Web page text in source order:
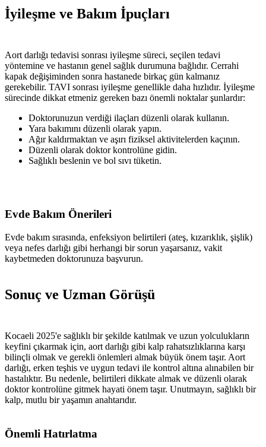
İyileşme ve Bakım İpuçları
Aort darlığı tedavisi sonrası iyileşme süreci, seçilen tedavi
yöntemine ve hastanın genel sağlık durumuna bağlıdır. Cerrahi
kapak değişiminden sonra hastanede birkaç gün kalmanız
gerekebilir. TAVI sonrası iyileşme genellikle daha hızlıdır. İyileşme
sürecinde dikkat etmeniz gereken bazı önemli noktalar şunlardır:
Doktorunuzun verdiği ilaçları düzenli olarak kullanın.
Yara bakımını düzenli olarak yapın.
Ağır kaldırmaktan ve aşırı fiziksel aktivitelerden kaçının.
Düzenli olarak doktor kontrolüne gidin.
Sağlıklı beslenin ve bol sıvı tüketin.
Evde Bakım Önerileri
Evde bakım sırasında, enfeksiyon belirtileri (ateş, kızarıklık, şişlik)
veya nefes darlığı gibi herhangi bir sorun yaşarsanız, vakit
kaybetmeden doktorunuza başvurun.
Sonuç ve Uzman Görüşü
Kocaeli 2025'e sağlıklı bir şekilde katılmak ve uzun yolculukların
keyfini çıkarmak için, aort darlığı gibi kalp rahatsızlıklarına karşı
bilinçli olmak ve gerekli önlemleri almak büyük önem taşır. Aort
darlığı, erken teşhis ve uygun tedavi ile kontrol altına alınabilen bir
hastalıktır. Bu nedenle, belirtileri dikkate almak ve düzenli olarak
doktor kontrolüne gitmek hayati önem taşır. Unutmayın, sağlıklı bir
kalp, mutlu bir yaşamın anahtarıdır.
Önemli Hatırlatma